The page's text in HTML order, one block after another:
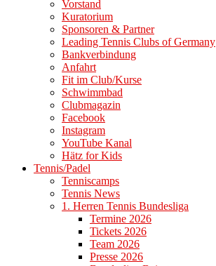
Vorstand
Kuratorium
Sponsoren & Partner
Leading Tennis Clubs of Germany
Bankverbindung
Anfahrt
Fit im Club/Kurse
Schwimmbad
Clubmagazin
Facebook
Instagram
YouTube Kanal
Hätz for Kids
Tennis/Padel
Tenniscamps
Tennis News
1. Herren Tennis Bundesliga
Termine 2026
Tickets 2026
Team 2026
Presse 2026